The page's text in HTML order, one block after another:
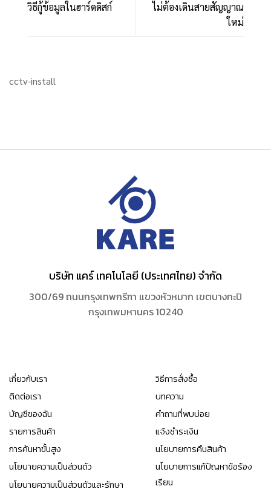
วิธีกู้ข้อมูลในฮาร์ดดิสก์
ไม่ต้องเดินสายสัญญาณ
ใหม่
cctv-install
บริษัท แคร์ เทคโนโลยี (ประเทศไทย) จำกัด
300/69 ถนนกรุงเทพกรีฑา แขวงหัวหมาก เขตบางกะปิ
กรุงเทพมหานคร 10240
เกี่ยวกับเรา
ติดต่อเรา
บัญชีของฉัน
รายการสินค้า
การค้นหาขั้นสูง
นโยบายความเป็นส่วนตัว
นโยบายความเป็นส่วนตัวและรักษา
วิธีการสั่งซื้อ
บทความ
คำถามที่พบบ่อย
แจ้งชำระเงิน
นโยบายการคืนสินค้า
นโยบายการแก้ปัญหาข้อร้อง
เรียน